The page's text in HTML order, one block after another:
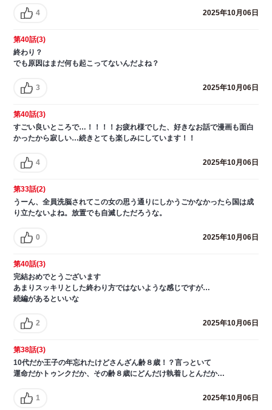
4 2025年10月06日
第40話(3)
終わり？
でも原因はまだ何も起こってないんだよね？
3 2025年10月06日
第40話(3)
すごい良いところで…！！！！お疲れ様でした、好きなお話で漫画も面白
かったから寂しい…続きとても楽しみにしています！！
4 2025年10月06日
第33話(2)
うーん、全員洗脳されてこの女の思う通りにしかうごかなかったら国は成
り立たないよね。放置でも自滅しただろうな。
0 2025年10月06日
第40話(3)
完結おめでとうございます
あまりスッキリとした終わり方ではないような感じですが…
続編があるといいな
2 2025年10月06日
第38話(3)
10代だか王子の年忘れたけどさんざん齢８歳！？言っといて
運命だかトゥンクだか、その齢８歳にどんだけ執着しとんだか…
1 2025年10月06日